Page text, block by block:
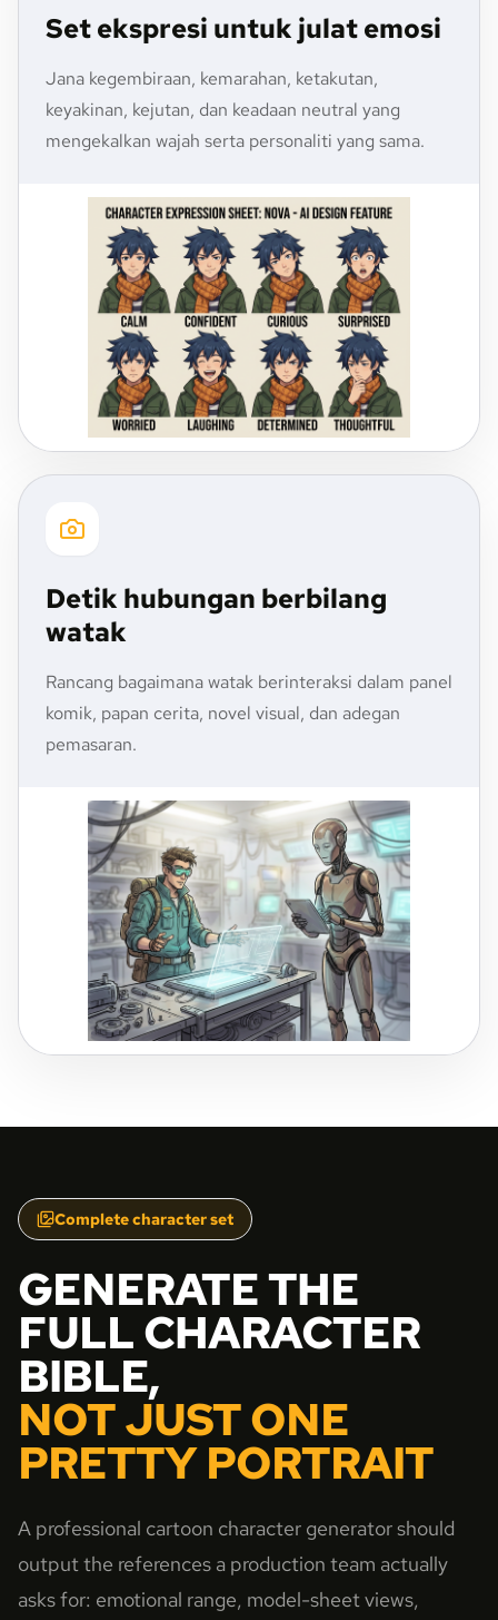
Set ekspresi untuk julat emosi
Jana kegembiraan, kemarahan, ketakutan,
keyakinan, kejutan, dan keadaan neutral yang
mengekalkan wajah serta personaliti yang sama.
Detik hubungan berbilang
watak
Rancang bagaimana watak berinteraksi dalam panel
komik, papan cerita, novel visual, dan adegan
pemasaran.
Complete character set
GENERATE THE
FULL CHARACTER
BIBLE,
NOT JUST ONE
PRETTY PORTRAIT
A professional cartoon character generator should
output the references a production team actually
asks for: emotional range, model-sheet views,